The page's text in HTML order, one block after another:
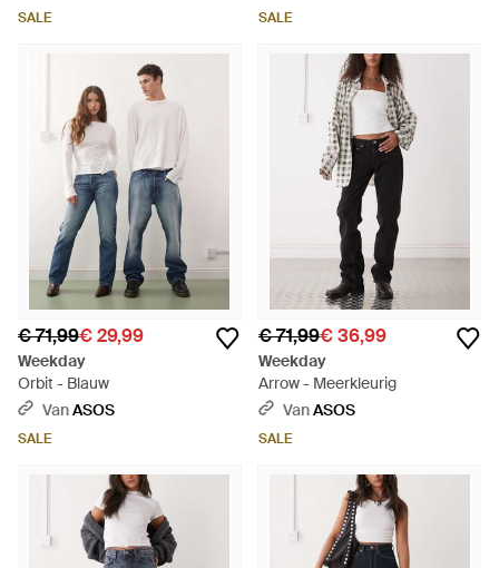
SALE SALE
€ 71,99€ 29,99
Weekday
Orbit - Blauw
VanASOS
SALE
€ 71,99€ 36,99
Weekday
Arrow - Meerkleurig
VanASOS
SALE